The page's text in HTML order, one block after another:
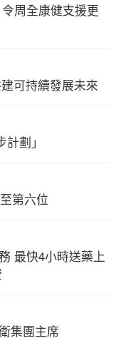
周全康健支援更
可持續發展未來
劃」
第六位
最快4小時送藥上
集團主席